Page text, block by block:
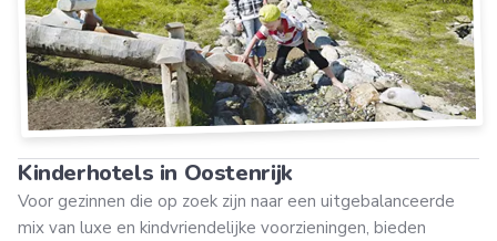
Kinderhotels in Oostenrijk
Voor gezinnen die op zoek zijn naar een uitgebalanceerde
mix van luxe en kindvriendelijke voorzieningen, bieden